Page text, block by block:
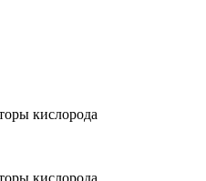
кислорода
кислорода